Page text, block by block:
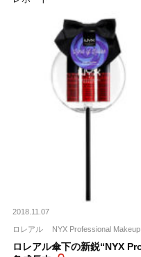
2018.11.07
ロレアル NYX Professional Makeup
ロレアル傘下の新鋭“NYX